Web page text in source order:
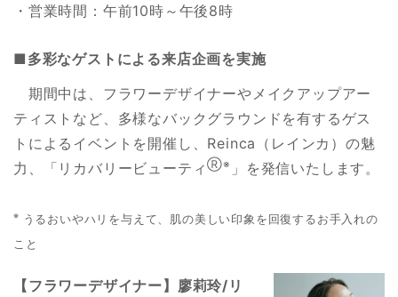
・営業時間：午前10時～午後8時
■多彩なゲストによる来店企画を実施
期間中は、フラワーデザイナーやメイクアップアー
ティストなど、多様なバックグラウンドを有するゲス
トによるイベントを開催し、Reinca（レインカ）の魅
力、「リカバリービューティⓇ※ 」を発信いたします。
※
うるおいやハリを与えて、肌の美しい印象を回復するお手入れの
こと
【フラワーデザイナー】廖莉玲/リ